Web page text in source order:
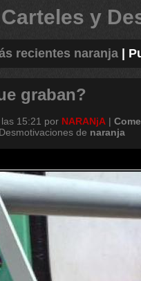
y
recientes naranja|
graban?
15:21 por NARANjA |
de naranja